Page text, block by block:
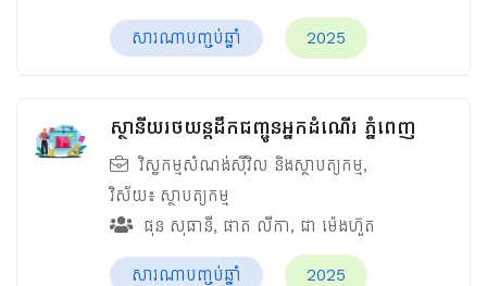
សារណាបញ្ចប់ឆ្នាំ 2025
ស្ថានីយរថយន្តដឹកជញ្ជូនអ្នកដំណើរ ភ្នំពេញ
វិស្វកម្មសំណង់ស៊ីវិល និងស្ថាបត្យកម្ម,
វិស័យ៖ ស្ថាបត្យកម្ម
ផុន សុធានី, ផាត លីកា, ជា ម៉េងហ៊ួត
សារណាបញ្ចប់ឆ្នាំ 2025